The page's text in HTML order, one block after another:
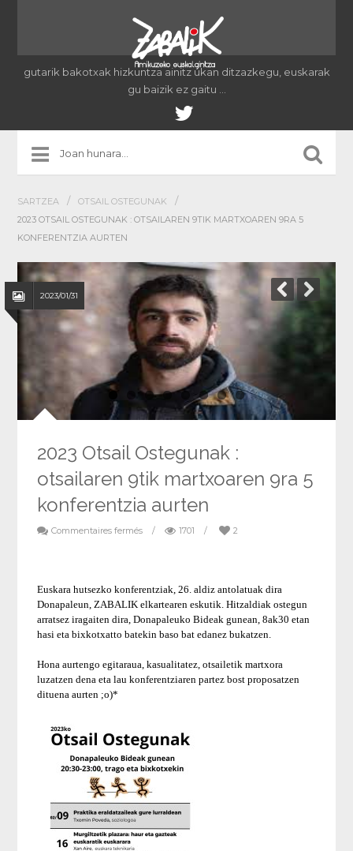
gutarik bakotxak hizkuntza ainitz ukan ditzazkegu, euskarak
gu baizik ez gaitu …
SARTZEA / OTSAIL OSTEGUNAK /
2023 OTSAIL OSTEGUNAK : OTSAILAREN 9TIK MARTXOAREN 9RA 5
KONFERENTZIA AURTEN
2023/01/31
2023 Otsail Ostegunak :
otsailaren 9tik martxoaren 9ra 5
konferentzia aurten
Commentaires fermés / 1701 / 2
Euskara hutsezko konferentziak, 26. aldiz antolatuak dira
Donapaleun, ZABALIK elkartearen eskutik. Hitzaldiak ostegun
arratsez iragaiten dira, Donapaleuko Bideak gunean, 8ak30 etan
hasi eta bixkotxatto batekin baso bat edanez bukatzen.
Hona aurtengo egitaraua, kasualitatez, otsailetik martxora
luzatzen dena eta lau konferentziaren partez bost proposatzen
dituena aurten ;o)*